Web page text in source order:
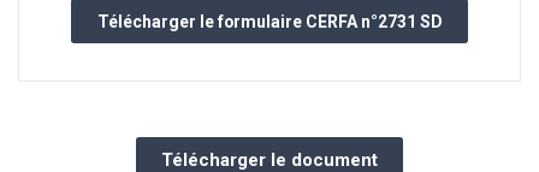
Télécharger le formulaire CERFA n°2731 SD
Télécharger le document